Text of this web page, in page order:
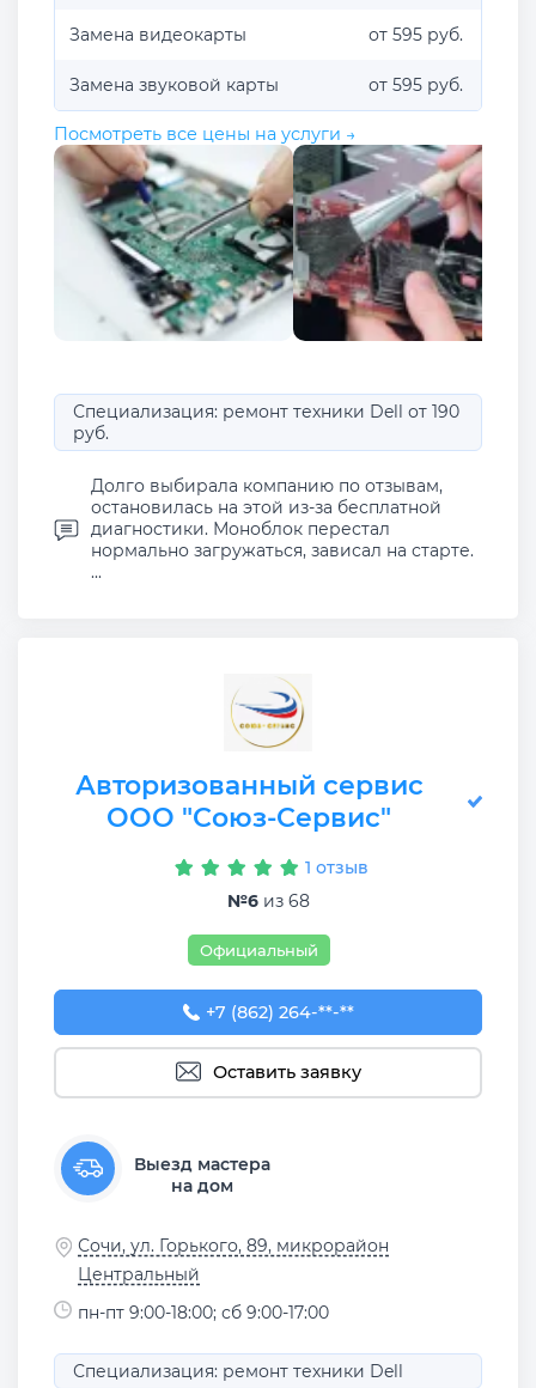
Замена видеокарты от 595 руб.
Замена звуковой карты от 595 руб.
Посмотреть все цены на услуги →
Специализация: ремонт техники Dell от 190
руб.
Долго выбирала компанию по отзывам,
остановилась на этой из-за бесплатной
диагностики. Моноблок перестал
нормально загружаться, зависал на старте.
...
Авторизованный сервис
ООО "Союз-Сервис"
1 отзыв
№6из 68
Официальный
+7 (862) 264-33-22
+7 (862) 264-**-**
Оставить заявку
Выезд мастера
на дом
Сочи, ул. Горького, 89, микрорайон
Центральный
пн-пт 9:00-18:00; сб 9:00-17:00
Специализация: ремонт техники Dell